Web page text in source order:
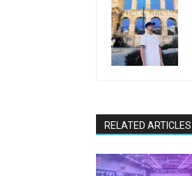
RELATED ARTICLES